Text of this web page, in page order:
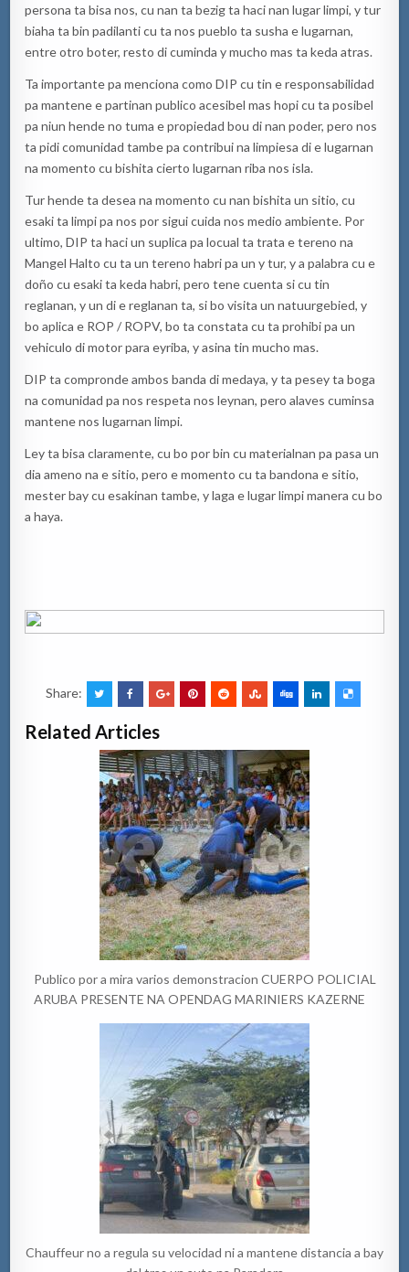
persona ta bisa nos, cu nan ta bezig ta haci nan lugar limpi, y tur
biaha ta bin padilanti cu ta nos pueblo ta susha e lugarnan,
entre otro boter, resto di cuminda y mucho mas ta keda atras.
Ta importante pa menciona como DIP cu tin e responsabilidad
pa mantene e partinan publico acesibel mas hopi cu ta posibel
pa niun hende no tuma e propiedad bou di nan poder, pero nos
ta pidi comunidad tambe pa contribui na limpiesa di e lugarnan
na momento cu bishita cierto lugarnan riba nos isla.
Tur hende ta desea na momento cu nan bishita un sitio, cu
esaki ta limpi pa nos por sigui cuida nos medio ambiente. Por
ultimo, DIP ta haci un suplica pa locual ta trata e tereno na
Mangel Halto cu ta un tereno habri pa un y tur, y a palabra cu e
doño cu esaki ta keda habri, pero tene cuenta si cu tin
reglanan, y un di e reglanan ta, si bo visita un natuurgebied, y
bo aplica e ROP / ROPV, bo ta constata cu ta prohibi pa un
vehiculo di motor para eyriba, y asina tin mucho mas.
DIP ta compronde ambos banda di medaya, y ta pesey ta boga
na comunidad pa nos respeta nos leynan, pero alaves cuminsa
mantene nos lugarnan limpi.
Ley ta bisa claramente, cu bo por bin cu materialnan pa pasa un
dia ameno na e sitio, pero e momento cu ta bandona e sitio,
mester bay cu esakinan tambe, y laga e lugar limpi manera cu bo
a haya.
Share:
Related Articles
Publico por a mira varios demonstracion CUERPO POLICIAL
ARUBA PRESENTE NA OPENDAG MARINIERS KAZERNE
Chauffeur no a regula su velocidad ni a mantene distancia a bay